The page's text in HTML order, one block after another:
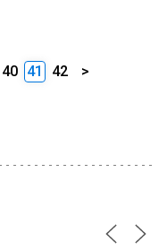
40 41 42 >